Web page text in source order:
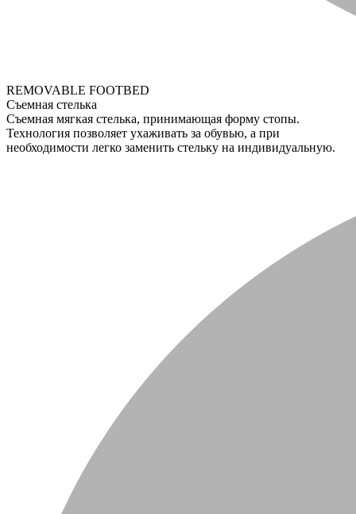
REMOVABLE FOOTBED
Съемная стелька
Съемная мягкая стелька, принимающая форму стопы.
Технология позволяет ухаживать за обувью, а при
необходимости легко заменить стельку на индивидуальную.